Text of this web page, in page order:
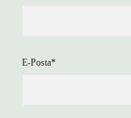
E-Posta*